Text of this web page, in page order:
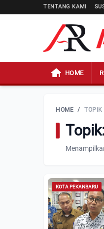
TENTANG KAMI
HOME
HOME / TOPIK
KOTA PEKANBARU